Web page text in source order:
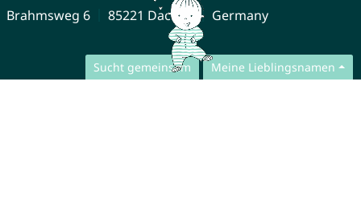
Sucht gemeinsam Meine Lieblingsnamen
Brahmsweg 6
85221 Dachau Germany